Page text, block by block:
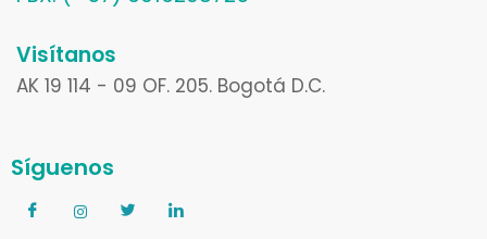
Visítanos
AK 19 114 - 09 OF. 205. Bogotá D.C.
Síguenos